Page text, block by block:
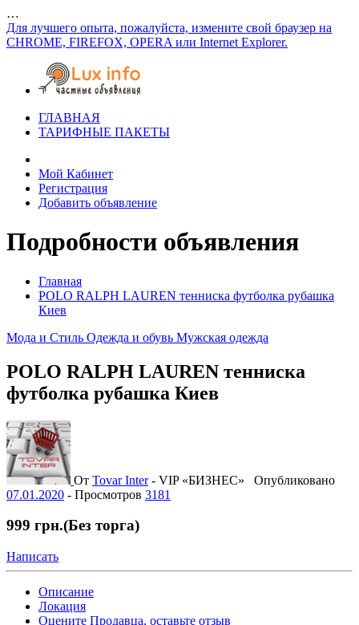
…
Для лучшего опыта, пожалуйста, измените свой браузер на
CHROME, FIREFOX, OPERA или Internet Explorer.
ГЛАВНАЯ
ТАРИФНЫЕ ПАКЕТЫ
Мой Кабинет
Регистрация
Добавить объявление
Подробности объявления
Главная
POLO RALPH LAUREN тенниска футболка рубашка
Киев
Мода и Стиль Одежда и обувь Мужская одежда
POLO RALPH LAUREN тенниска
футболка рубашка Киев
От Tovar Inter - VIP «БИЗНЕС»
Опубликовано
07.01.2020 - Просмотров 3181
999 грн.(Без торга)
Написать
Описание
Локация
Оцените Продавца, оставьте отзыв